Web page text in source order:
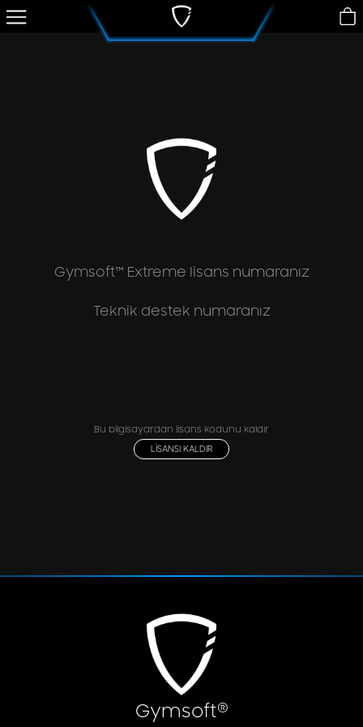
Yazılım
Turnike
SSS
Müşteri Hizmetleri
YÖNET
Gymsoft™ Extreme lisans numaranız
Teknik destek numaranız
Bu bilgisayardan lisans kodunu kaldır
LİSANSI KALDIR
Gymsoft®